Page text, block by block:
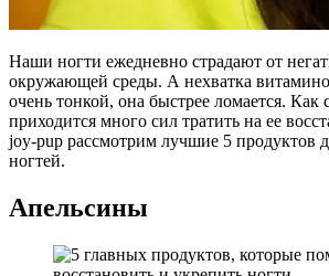
Наши ногти ежедневно страдают от
окружающей среды. А нехватка
очень тонкой, она быстрее ломается. Как
приходится много сил тратить на ее
joy-pup рассмотрим лучшие 5 продуктов
ногтей.
Апельсины